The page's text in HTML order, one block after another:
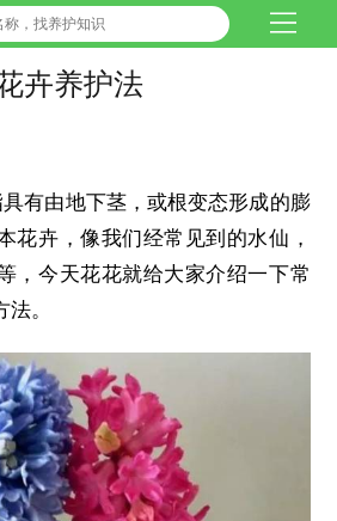
卉养护法
有由地下茎，或根变态形成的膨
花卉，像我们经常见到的水仙，
，今天花花就给大家介绍一下常
。